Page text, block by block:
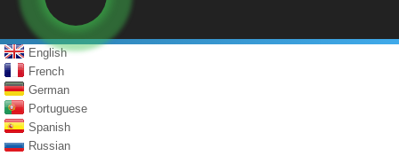
English
French
German
Portuguese
Spanish
Russian